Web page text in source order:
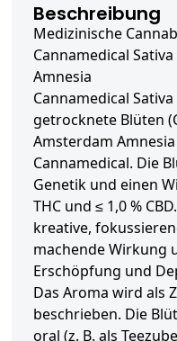
Beschreibung
Medizinische
Cannamedical
Amnesia
Cannamedical
getrocknete Blüten
Amsterdam
Cannamedical. Die
Genetik und einen
THC und ≤ 1,0 %
kreative,
machende Wirkung
Erschöpfung und
Das Aroma wird als
beschrieben. Die
oral (z. B. als